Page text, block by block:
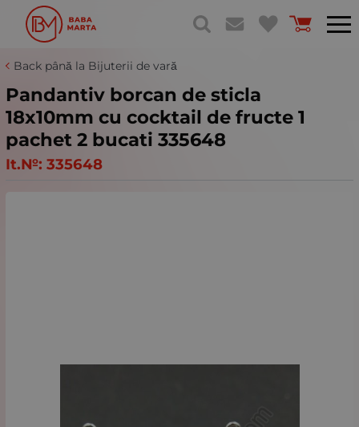
Back până la Bijuterii de vară
Pandantiv borcan de sticla
18x10mm cu cocktail de fructe 1
pachet 2 bucati 335648
It.№: 335648